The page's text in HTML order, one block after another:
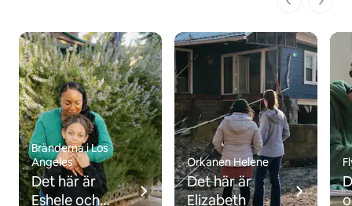
1 av 1 sidor
Bränderna i Los
Angeles
Det här är
Eshele och
Orkanen Helene
Det här är
Elizabeth